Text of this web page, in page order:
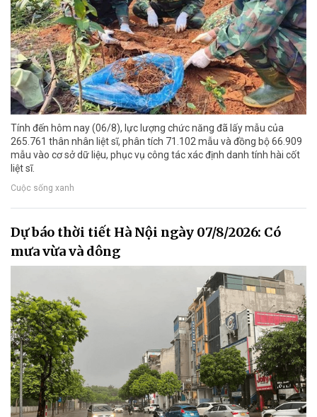
Tính đến hôm nay (06/8), lực lượng chức năng đã lấy mẫu của
265.761 thân nhân liệt sĩ, phân tích 71.102 mẫu và đồng bộ 66.909
mẫu vào cơ sở dữ liệu, phục vụ công tác xác định danh tính hài cốt
liệt sĩ.
Cuộc sống xanh
Dự báo thời tiết Hà Nội ngày 07/8/2026: Có
mưa vừa và dông